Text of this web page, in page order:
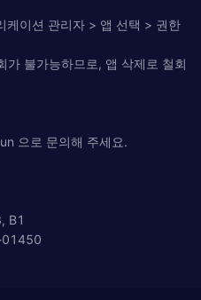
케이션 관리자 > 앱 선택 > 권한
불가능하므로, 앱 삭제로 철회
으로 문의해 주세요.
B1
01450